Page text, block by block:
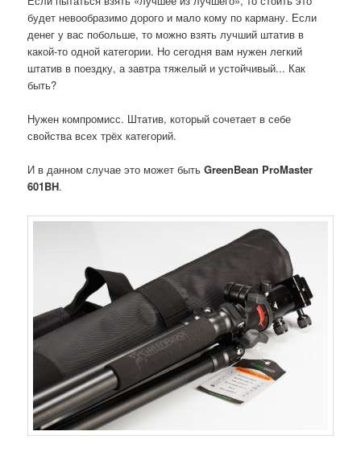
будет невообразимо дорого и мало кому по карману. Если
денег у вас побольше, то можно взять лучший штатив в
какой-то одной категории. Но сегодня вам нужен легкий
штатив в поездку, а завтра тяжелый и устойчивый... Как
быть?
Нужен компромисс. Штатив, который сочетает в себе
свойства всех трёх категорий.
И в данном случае это может бытьGreenBean ProMaster
601BH.